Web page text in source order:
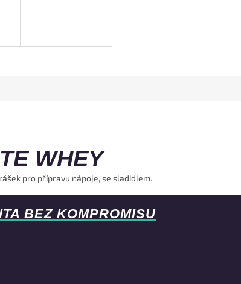
WHEY
pro přípravu nápoje, se sladidlem.
BEZ KOMPROMISU